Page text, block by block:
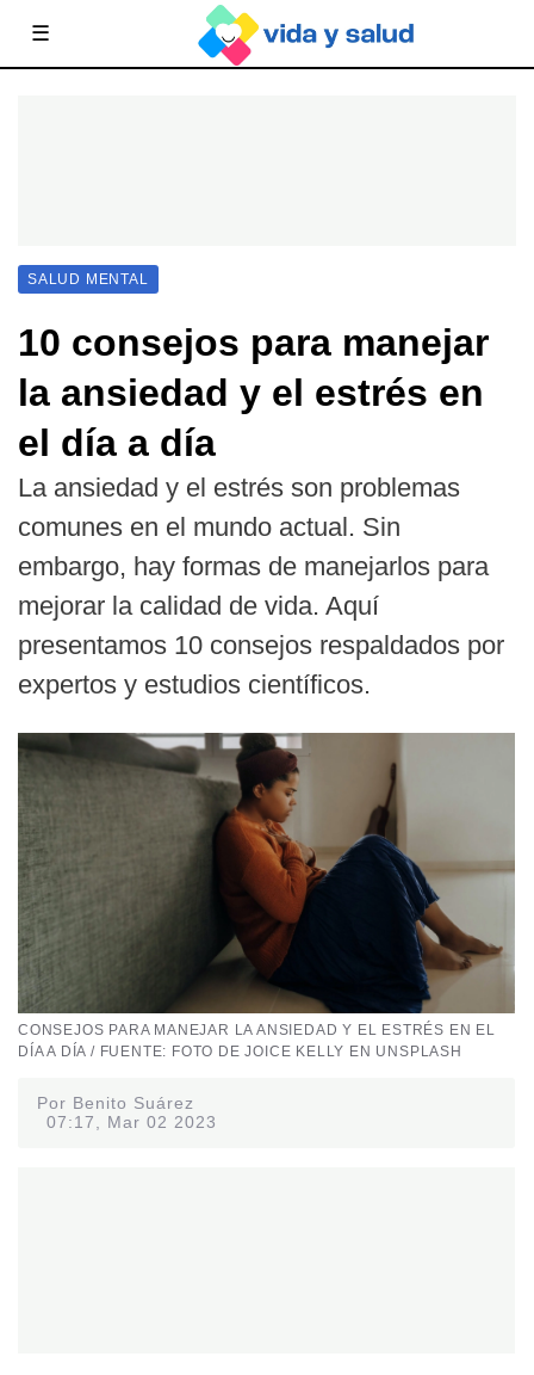
☰
SALUD MENTAL
10 consejos para manejar
la ansiedad y el estrés en
el día a día
La ansiedad y el estrés son problemas
comunes en el mundo actual. Sin
embargo, hay formas de manejarlos para
mejorar la calidad de vida. Aquí
presentamos 10 consejos respaldados por
expertos y estudios científicos.
CONSEJOS PARA MANEJAR LA ANSIEDAD Y EL ESTRÉS EN EL
DÍA A DÍA / FUENTE: FOTO DE JOICE KELLY EN UNSPLASH
Por Benito Suárez
07:17, Mar 02 2023